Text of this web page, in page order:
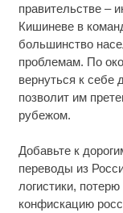
правительстве –
Кишиневе в
большинство
проблемам. По
вернуться к себе
позволит им
рубежом.
Добавьте к
переводы из
логистики,
конфискацию